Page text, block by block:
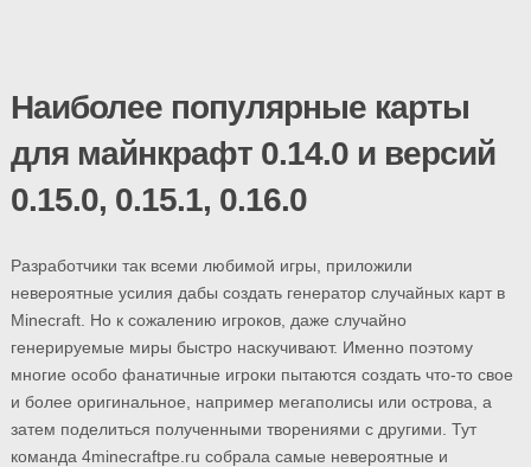
Наиболее популярные карты
для майнкрафт 0.14.0 и версий
0.15.0, 0.15.1, 0.16.0
Разработчики так всеми любимой игры, приложили
невероятные усилия дабы создать генератор случайных карт в
Minecraft. Но к сожалению игроков, даже случайно
генерируемые миры быстро наскучивают. Именно поэтому
многие особо фанатичные игроки пытаются создать что-то свое
и более оригинальное, например мегаполисы или острова, а
затем поделиться полученными творениями с другими. Тут
команда 4minecraftpe.ru собрала самые невероятные и